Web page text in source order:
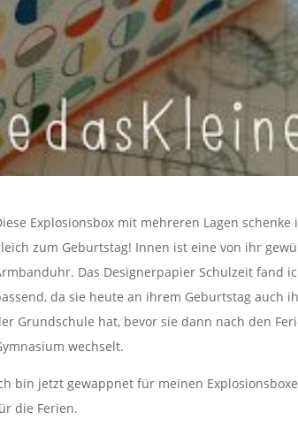
Explosionsbox mit mehreren Lagen
zum Geburtstag! Innen ist eine von ihr
Das Designerpapier Schulzeit fand
da sie heute an ihrem Geburtstag auch
Grundschule hat, bevor sie dann nach den
wechselt.
bin jetzt gewappnet für meinen
die Ferien.